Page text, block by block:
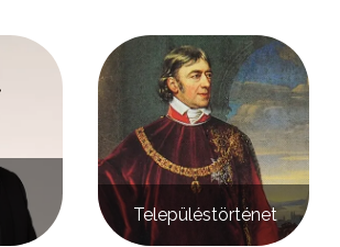
Településtörténet
Kép